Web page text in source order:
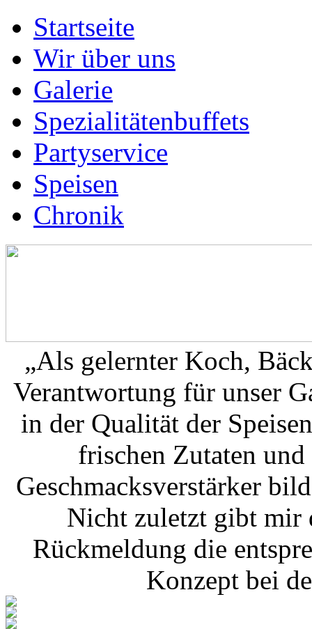
Startseite
Wir über uns
Galerie
Spezialitätenbuffets
Partyservice
Speisen
Chronik
„Als gelernter Koch,
Verantwortung für unser
in der Qualität der
frischen Zutaten
Geschmacksverstärker
Nicht zuletzt gibt mir
Rückmeldung die
Konzept bei